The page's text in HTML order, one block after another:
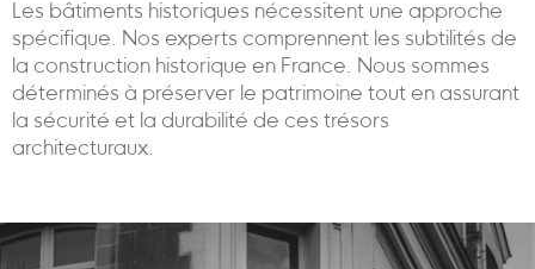
Les bâtiments historiques nécessitent une approche
spécifique. Nos experts comprennent les subtilités de
la construction historique en France. Nous sommes
déterminés à préserver le patrimoine tout en assurant
la sécurité et la durabilité de ces trésors
architecturaux.